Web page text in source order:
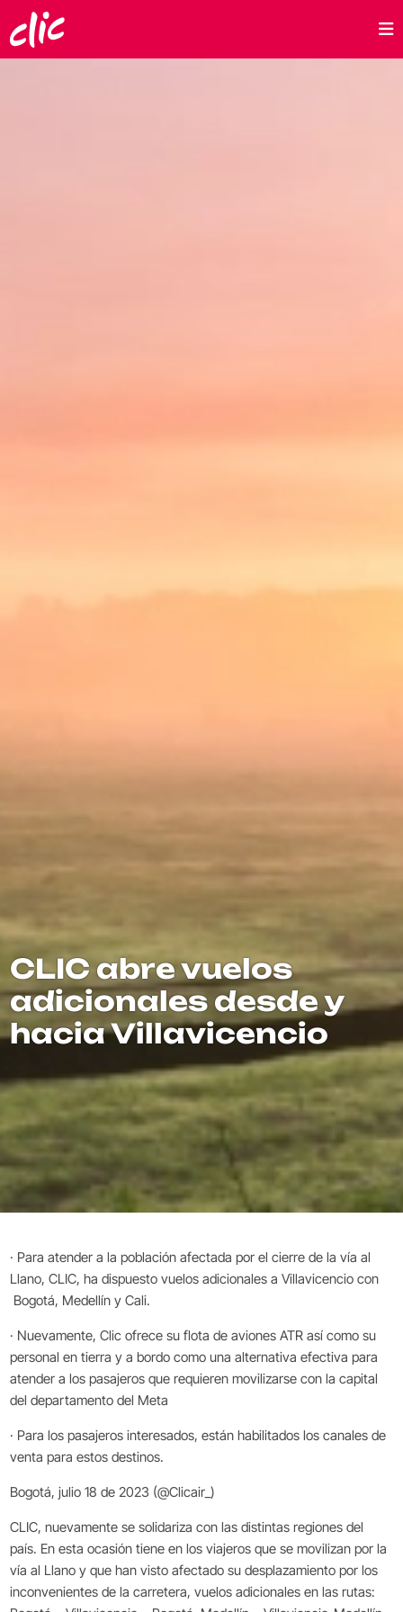
CLIC abre vuelos
adicionales desde y
hacia Villavicencio
· Para atender a la población afectada por el cierre de la vía al
Llano, CLIC, ha dispuesto vuelos adicionales a Villavicencio con
Bogotá, Medellín y Cali.
· Nuevamente, Clic ofrece su flota de aviones ATR así como su
personal en tierra y a bordo como una alternativa efectiva para
atender a los pasajeros que requieren movilizarse con la capital
del departamento del Meta
· Para los pasajeros interesados, están habilitados los canales de
venta para estos destinos.
Bogotá, julio 18 de 2023 (@Clicair_)
CLIC, nuevamente se solidariza con las distintas regiones del
país. En esta ocasión tiene en los viajeros que se movilizan por la
vía al Llano y que han visto afectado su desplazamiento por los
inconvenientes de la carretera, vuelos adicionales en las rutas: